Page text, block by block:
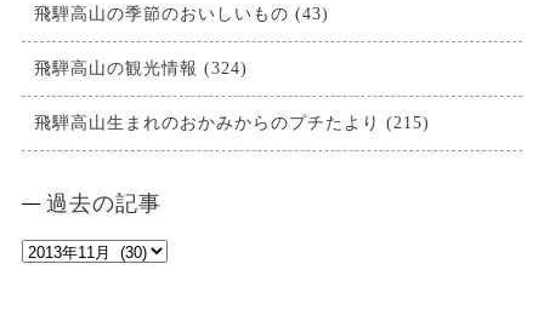
飛騨高山の季節のおいしいもの (43)
飛騨高山の観光情報 (324)
飛騨高山生まれのおかみからのプチたより (215)
過去の記事
過